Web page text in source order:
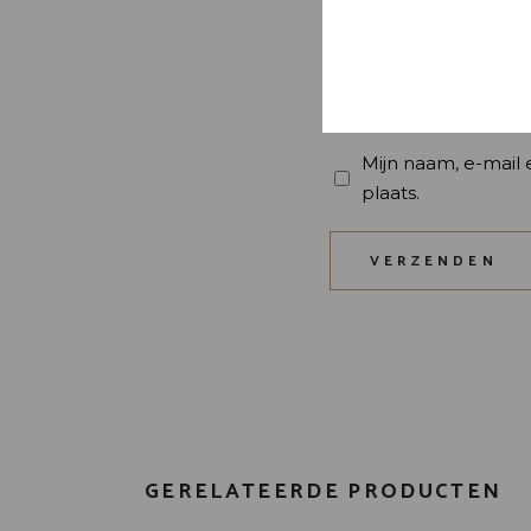
Mijn naam, e-
plaats.
VERZENDEN
GERELATEERDE PRODUCTEN